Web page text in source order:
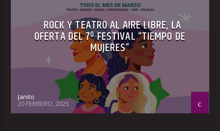
ROCK Y TEATRO AL AIRE LIBRE, LA
OFERTA DEL 7º FESTIVAL “TIEMPO DE
MUJERES”
Janito
20 FEBRERO, 2025